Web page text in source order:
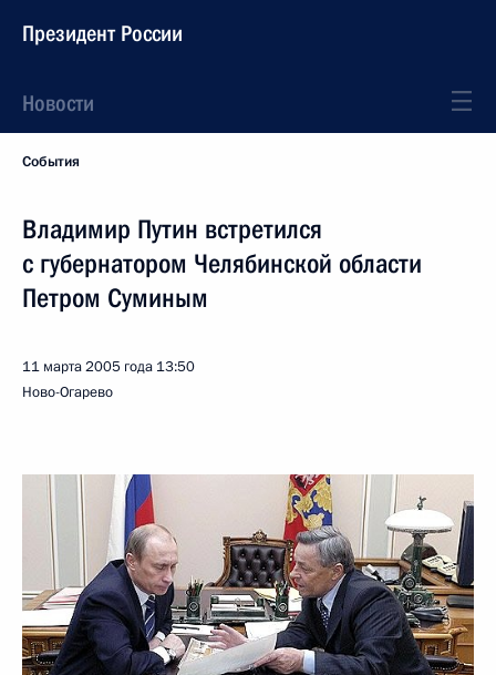
Президент России
Новости
События
Владимир Путин встретился
с губернатором Челябинской области
Петром Суминым
11 марта 2005 года 13:50
Ново-Огарево